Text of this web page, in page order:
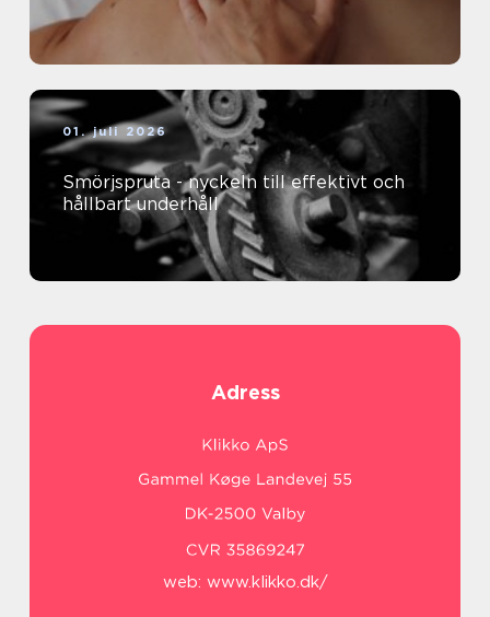
01. juli 2026
Smörjspruta - nyckeln till effektivt och
hållbart underhåll
Adress
web: www.klikko.dk/